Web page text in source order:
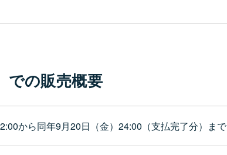
での販売概要
から同年9月20日（金）24:00（支払完了分）まで